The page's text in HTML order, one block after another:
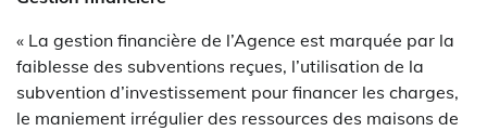
« La gestion financière de l’Agence est marquée par la
faiblesse des subventions reçues, l’utilisation de la
subvention d’investissement pour financer les charges,
le maniement irrégulier des ressources des maisons de